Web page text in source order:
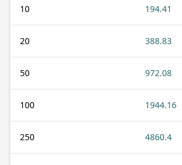
10 194.41
20 388.83
50 972.08
100 1944.16
250 4860.4